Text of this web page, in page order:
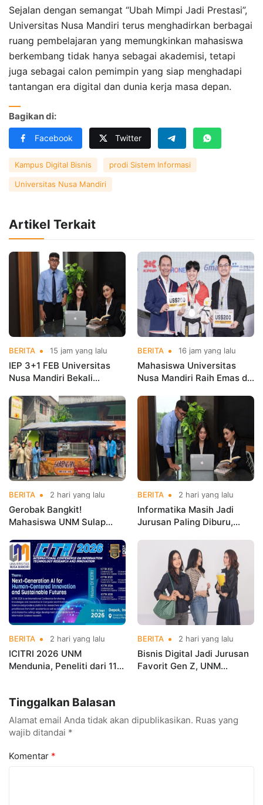
Sejalan dengan semangat “Ubah Mimpi Jadi Prestasi”,
Universitas Nusa Mandiri terus menghadirkan berbagai
ruang pembelajaran yang memungkinkan mahasiswa
berkembang tidak hanya sebagai akademisi, tetapi
juga sebagai calon pemimpin yang siap menghadapi
tantangan era digital dan dunia kerja masa depan.
Bagikan di:
Facebook Twitter
Kampus Digital Bisnis prodi Sistem Informasi
Universitas Nusa Mandiri
Artikel Terkait
BERITA 15 jam yang lalu
IEP 3+1 FEB Universitas
Nusa Mandiri Bekali
Kerja Sebelum Lulus
BERITA 16 jam yang lalu
Mahasiswa Universitas
Nusa Mandiri Raih Emas di
Indonesia Open
Championships 2026
BERITA 2 hari yang lalu
Gerobak Bangkit!
Mahasiswa UNM Sulap
Menarik dan Laris
BERITA 2 hari yang lalu
Informatika Masih Jadi
Jurusan Paling Diburu,
hingga Cyber Security
BERITA 2 hari yang lalu
ICITRI 2026 UNM
Mendunia, Peneliti dari 11
BERITA 2 hari yang lalu
Bisnis Digital Jadi Jurusan
Favorit Gen Z, UNM
Tinggalkan Balasan
Alamat email Anda tidak akan dipublikasikan. Ruas yang
wajib ditandai *
Komentar *